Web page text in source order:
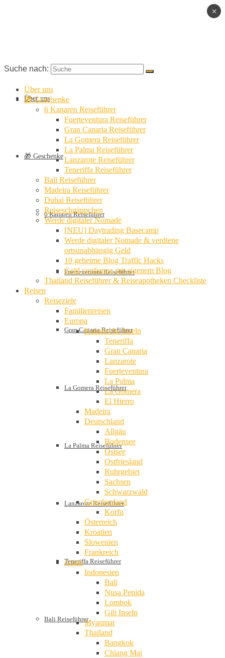
Über uns
🎁 Geschenke
6 Kanaren Reiseführer
Fuerteventura Reiseführer
Gran Canaria Reiseführer
La Gomera Reiseführer
La Palma Reiseführer
Lanzarote Reiseführer
Teneriffa Reiseführer
Bali Reiseführer
Suche nach:
Über uns
🎁 Geschenke
6 Kanaren Reiseführer
Fuerteventura Reiseführer
Gran Canaria Reiseführer
La Gomera Reiseführer
La Palma Reiseführer
Lanzarote Reiseführer
Teneriffa Reiseführer
Bali Reiseführer
Madeira Reiseführer
Dubai Reiseführer
Reiseschnäppchen
Werde digitaler Nomade
[NEU] Daytrading Basecamp
Werde digitaler Nomade & verdiene
ortsunabhängig Geld
10 geheime Blog Traffic Hacks
Geld verdienen mit eigenem Blog
Thailand Reiseführer & Reiseapotheken Checkliste
Reisen
Reiseziele
Familienreisen
Europa
Kanarische Inseln
Teneriffa
Gran Canaria
Lanzarote
Fuerteventura
La Palma
La Gomera
El Hierro
Madeira
Deutschland
Allgäu
Bodensee
Ostsee
Ostfriesland
Ruhrgebiet
Sachsen
Schwarzwald
Griechenland
Korfu
Österreich
Kroatien
Slowenien
Frankreich
Asien
Indonesien
Bali
Nusa Penida
Lombok
Gili Inseln
Myanmar
Thailand
Bangkok
Chiang Mai
×